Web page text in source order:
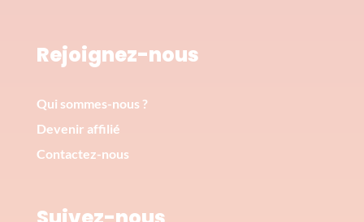
Rejoignez-nous
Qui sommes-nous ?
Devenir affilié
Contactez-nous